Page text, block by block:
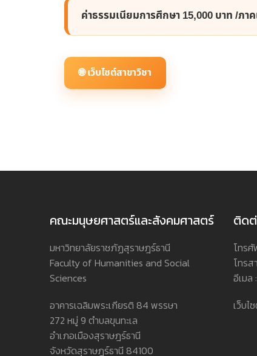
ค่าธรรมเนียมการศึกษา 15,000 บาท /ภา
🌐 เว็บไซต์สาขาวิชา
คณะมนุษยศาสตร์และสังคมศาสตร์
มหาวิทยาลัยราชภัฏสุราษฎร์ธานี
Faculty of Humanities and Social
Sciences
อาคารเฉลิมพระเกียรติ 84 พรรษา
272 หมู่ 9 ตำบลขุนทะเล
อำเภอเมืองสุราษฎร์ธานี
จังหวัดสุราษฎร์ธานี 84100
ติดต่
โทร
โทร
อีเมล
เว็บไ